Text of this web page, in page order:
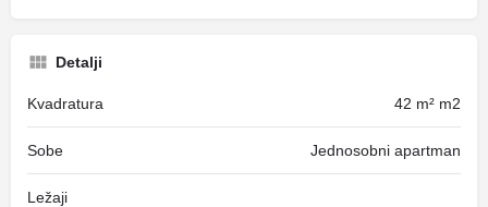
Detalji
Kvadratura 42 m² m2
Sobe Jednosobni apartman
Ležaji